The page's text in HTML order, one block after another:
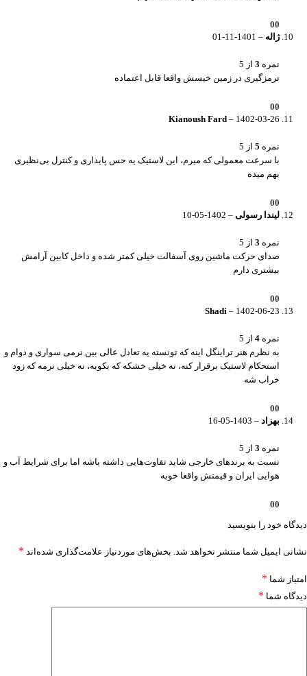
0
0
ژاله –
1401-11-01
نمره 3 از 5
ترمزگیری در زمین خیسش واقعا قابل اعتماده
0
0
Kianoush Fard – 1402-03-26
نمره 5 از 5
با سرعت معمولی که میرم، این لاستیک یه حس پایداری و کنترل بی‌نظیری
بهم میده
0
0
لیندا رسولی –
1402-05-10
نمره 3 از 5
صدای حرکت ماشین روی آسفالت خیلی کمتر شده و داخل کابین آرامش
بیشتری دارم
0
0
Shadi – 1402-06-23
نمره 4 از 5
به نظرم هنر تراینگل اینه که تونسته یه تعادل عالی بین نرمی سواری و دوام و
استحکام لاستیک برقرار کنه، نه خیلی خشکه که بکوبه، نه خیلی نرمه که زود
خراب شه
0
0
بهزاد –
1403-05-16
نمره 3 از 5
نسبت به برندهای خارجی شاید تفاوت‌هایی داشته باشه اما برای شرایط آب و
هوایی ایران و قیمتش واقعا خوبه
0
0
دیدگاه خود را بنویسید
نشانی ایمیل شما منتشر نخواهد شد. بخش‌های موردنیاز علامت‌گذاری شده‌اند *
امتیاز شما *
دیدگاه شما *